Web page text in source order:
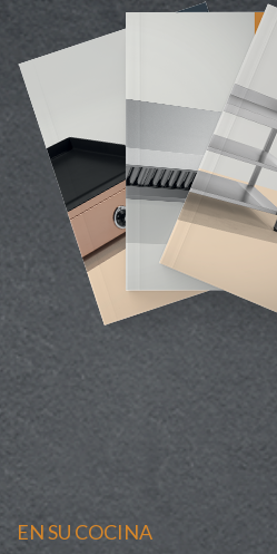
EN SU COCINA